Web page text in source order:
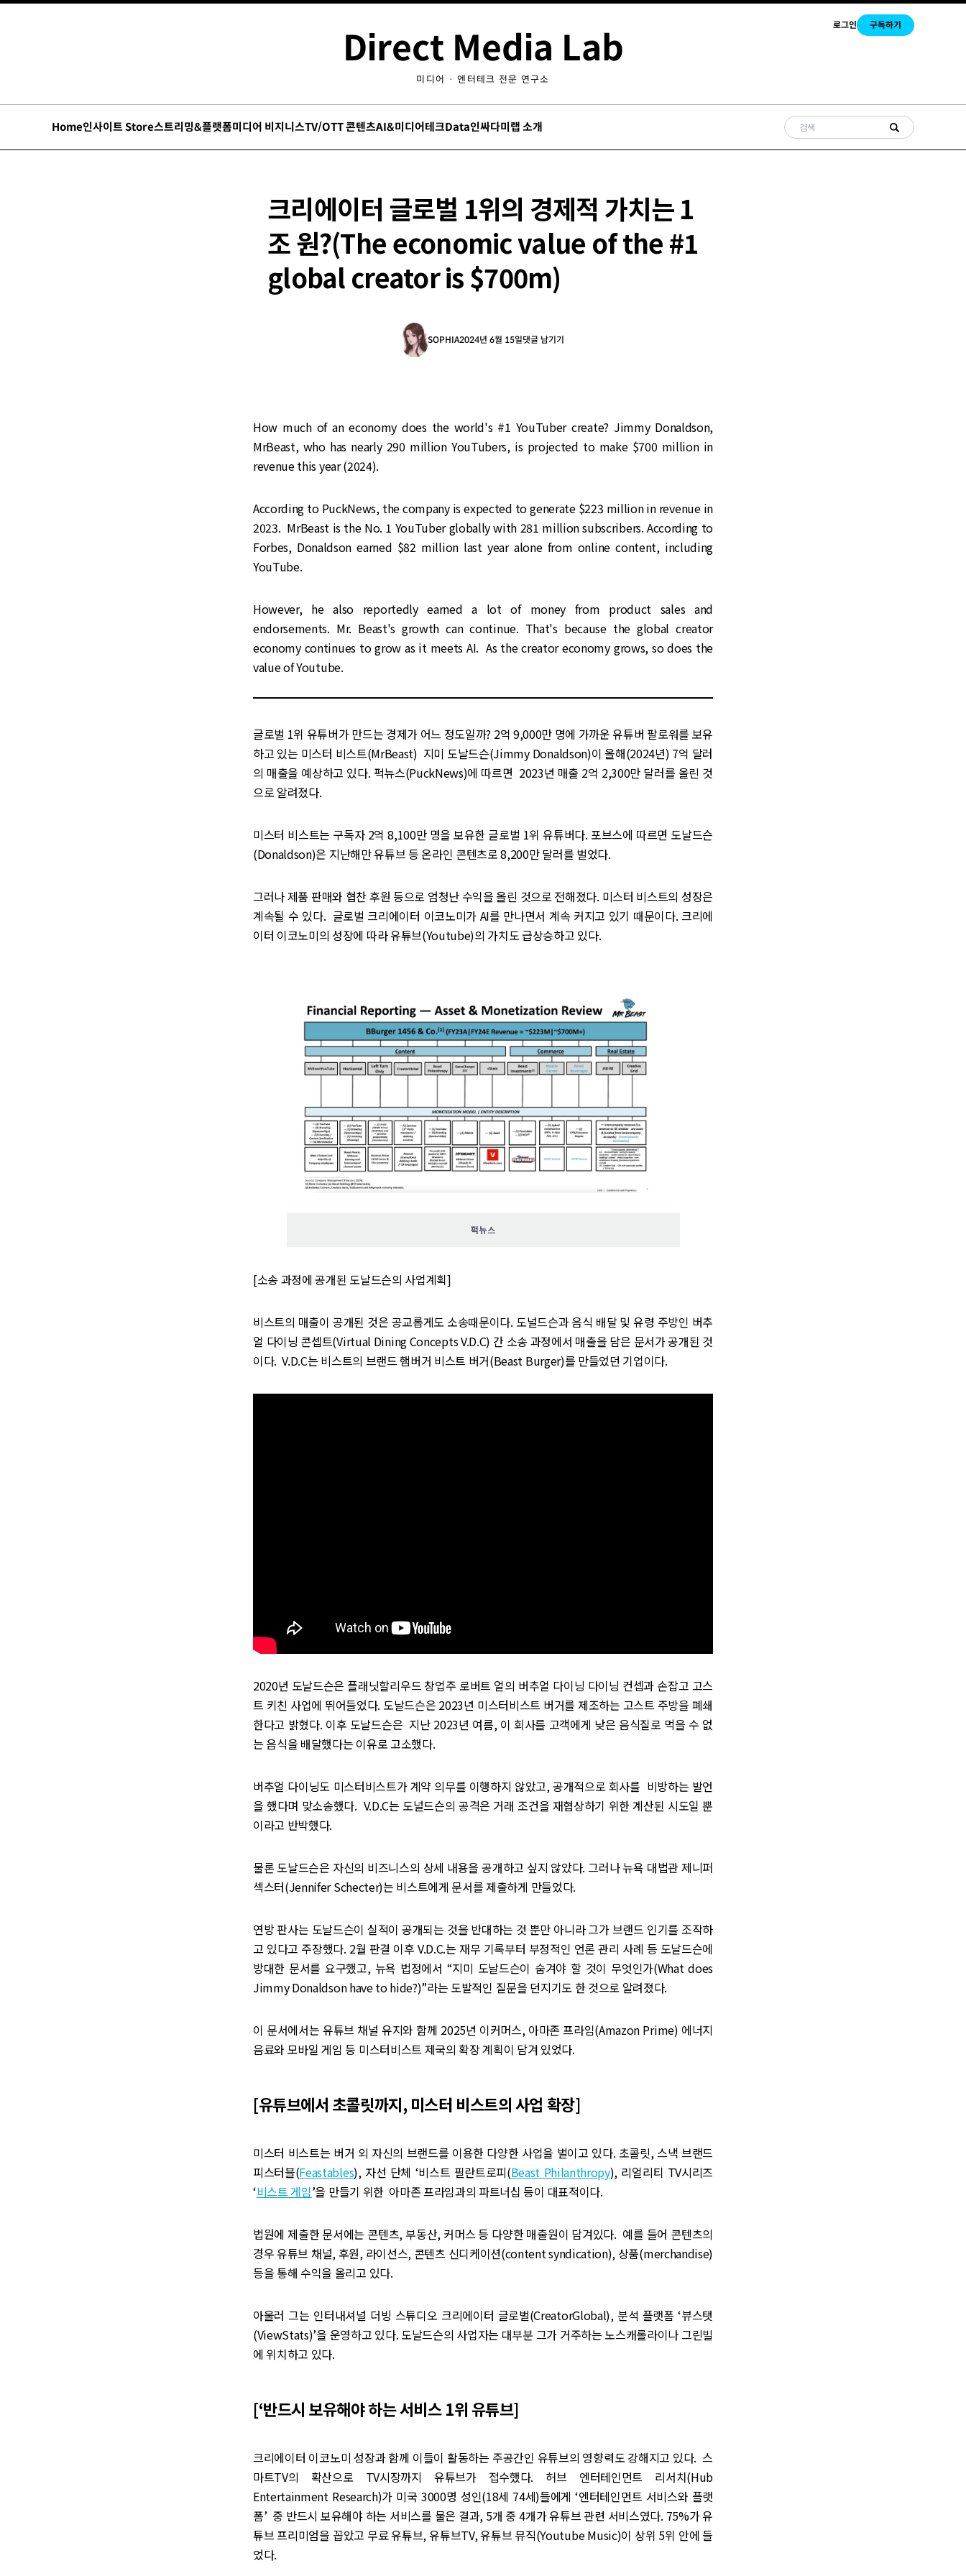
로그인 구독하기
Direct Media Lab
미디어 · 엔터테크 전문 연구소
Home인사이트 Store스트리밍&플랫폼미디어 비지니스TV/OTT 콘텐츠AI&미디어테크Data인싸다미랩 소개
크리에이터 글로벌 1위의 경제적 가치는 1
조 원?(The economic value of the #1
global creator is $700m)
SOPHIA2024년 6월 15일댓글 남기기
How much of an economy does the world's #1 YouTuber create? Jimmy Donaldson,
MrBeast, who has nearly 290 million YouTubers, is projected to make $700 million in
revenue this year (2024).
According to PuckNews, the company is expected to generate $223 million in revenue in
2023. MrBeast is the No. 1 YouTuber globally with 281 million subscribers. According to
Forbes, Donaldson earned $82 million last year alone from online content, including
YouTube.
However, he also reportedly earned a lot of money from product sales and
endorsements. Mr. Beast's growth can continue. That's because the global creator
economy continues to grow as it meets AI. As the creator economy grows, so does the
value of Youtube.
글로벌 1위 유튜버가 만드는 경제가 어느 정도일까? 2억 9,000만 명에 가까운 유튜버 팔로워를 보유
하고 있는 미스터 비스트(MrBeast) 지미 도날드슨(Jimmy Donaldson)이 올해(2024년) 7억 달러
의 매출을 예상하고 있다. 퍽뉴스(PuckNews)에 따르면 2023년 매출 2억 2,300만 달러를 올린 것
으로 알려졌다.
미스터 비스트는 구독자 2억 8,100만 명을 보유한 글로벌 1위 유튜버다. 포브스에 따르면 도날드슨
(Donaldson)은 지난해만 유튜브 등 온라인 콘텐츠로 8,200만 달러를 벌었다.
그러나 제품 판매와 협찬 후원 등으로 엄청난 수익을 올린 것으로 전해졌다. 미스터 비스트의 성장은
계속될 수 있다. 글로벌 크리에이터 이코노미가 AI를 만나면서 계속 커지고 있기 때문이다. 크리에
이터 이코노미의 성장에 따라 유튜브(Youtube)의 가치도 급상승하고 있다.
퍽뉴스
[소송 과정에 공개된 도날드슨의 사업계획]
비스트의 매출이 공개된 것은 공교롭게도 소송때문이다. 도널드슨과 음식 배달 및 유령 주방인 버추
얼 다이닝 콘셉트(Virtual Dining Concepts V.D.C) 간 소송 과정에서 매출을 담은 문서가 공개된 것
이다. V.D.C는 비스트의 브랜드 햄버거 비스트 버거(Beast Burger)를 만들었던 기업이다.
2020년 도날드슨은 플래닛할리우드 창업주 로버트 얼의 버추얼 다이닝 다이닝 컨셉과 손잡고 고스
트 키친 사업에 뛰어들었다. 도날드슨은 2023년 미스터비스트 버거를 제조하는 고스트 주방을 폐쇄
한다고 밝혔다. 이후 도날드슨은 지난 2023년 여름, 이 회사를 고객에게 낮은 음식질로 먹을 수 없
는 음식을 배달했다는 이유로 고소했다.
버추얼 다이닝도 미스터비스트가 계약 의무를 이행하지 않았고, 공개적으로 회사를 비방하는 발언
을 했다며 맞소송했다. V.D.C는 도널드슨의 공격은 거래 조건을 재협상하기 위한 계산된 시도일 뿐
이라고 반박했다.
물론 도날드슨은 자신의 비즈니스의 상세 내용을 공개하고 싶지 않았다. 그러나 뉴욕 대법관 제니퍼
섹스터(Jennifer Schecter)는 비스트에게 문서를 제출하게 만들었다.
연방 판사는 도날드슨이 실적이 공개되는 것을 반대하는 것 뿐만 아니라 그가 브랜드 인기를 조작하
고 있다고 주장했다. 2월 판결 이후 V.D.C.는 재무 기록부터 부정적인 언론 관리 사례 등 도날드슨에
방대한 문서를 요구했고, 뉴욕 법정에서 “지미 도날드슨이 숨겨야 할 것이 무엇인가(What does
Jimmy Donaldson have to hide?)”라는 도발적인 질문을 던지기도 한 것으로 알려졌다.
이 문서에서는 유튜브 채널 유지와 함께 2025년 이커머스, 아마존 프라임(Amazon Prime) 에너지
음료와 모바일 게임 등 미스터비스트 제국의 확장 계획이 담겨 있었다.
[유튜브에서 초콜릿까지, 미스터 비스트의 사업 확장]
미스터 비스트는 버거 외 자신의 브랜드를 이용한 다양한 사업을 벌이고 있다. 초콜릿, 스낵 브랜드
피스터블(Feastables), 자선 단체 ‘비스트 필란트로피(Beast Philanthropy), 리얼리티 TV시리즈
‘비스트 게임’을 만들기 위한 아마존 프라임과의 파트너십 등이 대표적이다.
법원에 제출한 문서에는 콘텐츠, 부동산, 커머스 등 다양한 매출원이 담겨있다. 예를 들어 콘텐츠의
경우 유튜브 채널, 후원, 라이선스, 콘텐츠 신디케이션(content syndication), 상품(merchandise)
등을 통해 수익을 올리고 있다.
아울러 그는 인터내셔널 더빙 스튜디오 크리에이터 글로벌(CreatorGlobal), 분석 플랫폼 ‘뷰스탯
(ViewStats)’을 운영하고 있다. 도날드슨의 사업자는 대부분 그가 거주하는 노스캐롤라이나 그린빌
에 위치하고 있다.
[‘반드시 보유해야 하는 서비스 1위 유튜브]
크리에이터 이코노미 성장과 함께 이들이 활동하는 주공간인 유튜브의 영향력도 강해지고 있다. 스
마트TV의 확산으로 TV시장까지 유튜브가 접수했다. 허브 엔터테인먼트 리서치(Hub
Entertainment Research)가 미국 3000명 성인(18세 74세)들에게 ‘엔터테인먼트 서비스와 플랫
폼’ 중 반드시 보유해야 하는 서비스를 물은 결과, 5개 중 4개가 유튜브 관련 서비스였다. 75%가 유
튜브 프리미엄을 꼽았고 무료 유튜브, 유튜브TV, 유튜브 뮤직(Youtube Music)이 상위 5위 안에 들
었다.